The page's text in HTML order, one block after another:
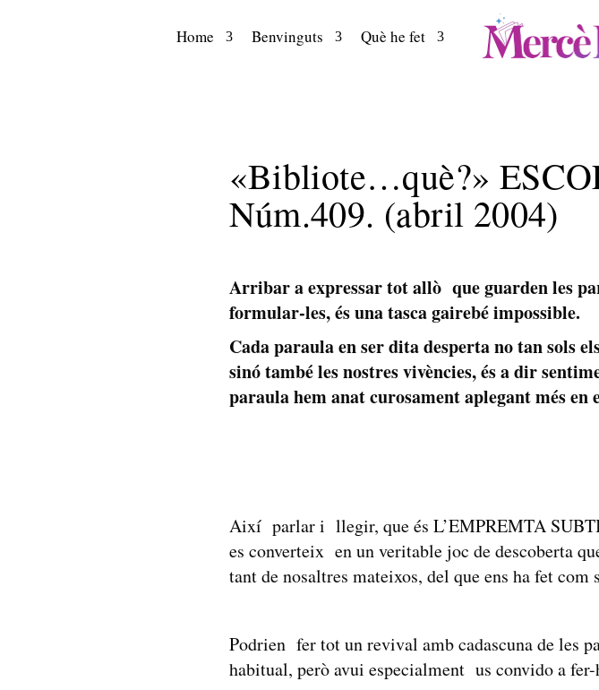
Home Benvinguts Què he fet
«Bibliote…què?»
Núm.409. (abril 2004)
Arribar a expressar tot allò que guarden les
formular-les, és una tasca gairebé impossible.
Cada paraula en ser dita desperta no tan sols
sinó també les nostres vivències, és a dir
paraula hem anat curosament aplegant més en
Així parlar i llegir, que és L’EMPREMTA
es converteix en un veritable joc de descoberta
tant de nosaltres mateixos, del que ens ha fet com
Podrien fer tot un revival amb cadascuna de les
habitual, però avui especialment us convido a